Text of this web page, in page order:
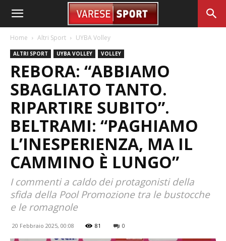
Home Altri Sport UYBA Volley
ALTRI SPORT UYBA VOLLEY VOLLEY
REBORA: “ABBIAMO
SBAGLIATO TANTO.
RIPARTIRE SUBITO”.
BELTRAMI: “PAGHIAMO
L’INESPERIENZA, MA IL
CAMMINO È LUNGO”
I commenti a caldo dei protagonisti della
sfida della Pool Promozione tra le bustocche
e le romagnole
20 Febbraio 2025, 00:08 81 0